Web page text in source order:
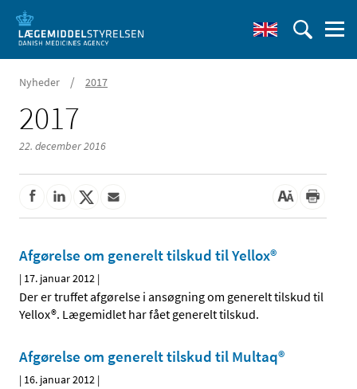
Nyheder / 2017
2017
22. december 2016
Afgørelse om generelt tilskud til Yellox®
| 17. januar 2012 |
Der er truffet afgørelse i ansøgning om generelt tilskud til
Yellox®. Lægemidlet har fået generelt tilskud.
Afgørelse om generelt tilskud til Multaq®
| 16. januar 2012 |